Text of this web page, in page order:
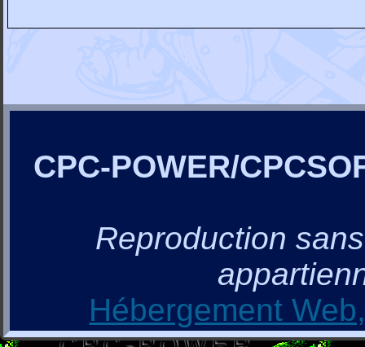
CPC-POWER/
Reproduction
Hébergement